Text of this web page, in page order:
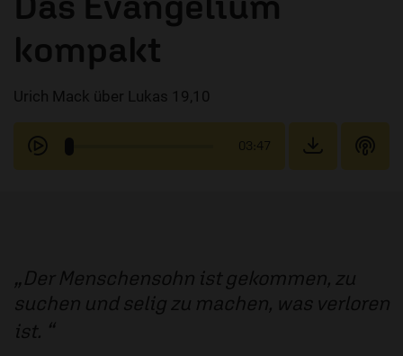
AUDIOTHEK
PROGRAMM
MITMACHEN
kompakt
Urich Mack über Lukas 19,10
03:47
Der Menschensohn ist gekommen, zu
suchen und selig zu machen, was verloren
ist.